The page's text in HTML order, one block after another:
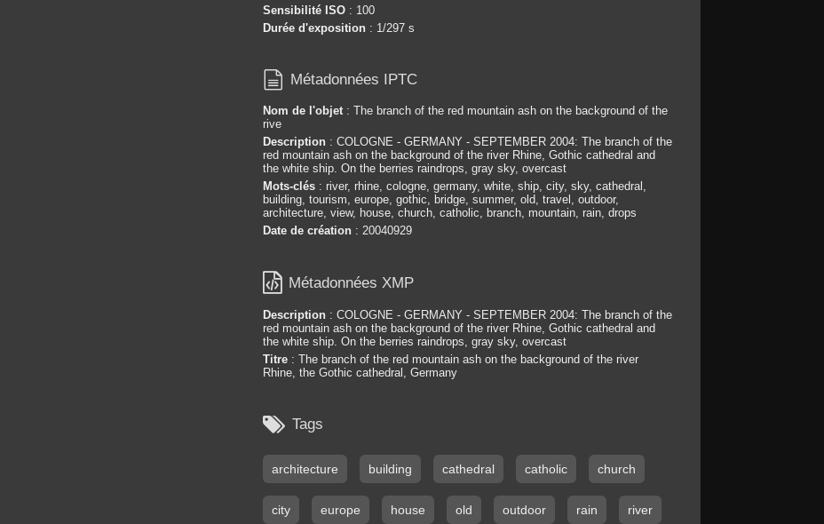
Sensibilité ISO : 100
Durée d'exposition : 1/297 s
 Métadonnées IPTC
Nom de l'objet : The branch of the red mountain ash on the background of the
rive
Description : COLOGNE - GERMANY - SEPTEMBER 2004: The branch of the
red mountain ash on the background of the river Rhine, Gothic cathedral and
the white ship. On the berries raindrops, gray sky, overcast
Mots-clés : river, rhine, cologne, germany, white, ship, city, sky, cathedral,
building, tourism, europe, gothic, bridge, summer, old, travel, outdoor,
architecture, view, house, church, catholic, branch, mountain, rain, drops
Date de création : 20040929
 Métadonnées XMP
Description : COLOGNE - GERMANY - SEPTEMBER 2004: The branch of the
red mountain ash on the background of the river Rhine, Gothic cathedral and
the white ship. On the berries raindrops, gray sky, overcast
Titre : The branch of the red mountain ash on the background of the river
Rhine, the Gothic cathedral, Germany
 Tags
architecture building cathedral catholic church
city europe house old outdoor rain river